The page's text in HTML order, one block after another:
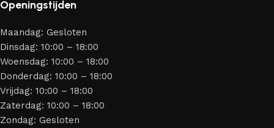
Openingstijden
Maandag: Gesloten
Dinsdag: 10:00 – 18:00
Woensdag: 10:00 – 18:00
Donderdag: 10:00 – 18:00
Vrijdag: 10:00 – 18:00
Zaterdag: 10:00 – 18:00
Zondag: Gesloten